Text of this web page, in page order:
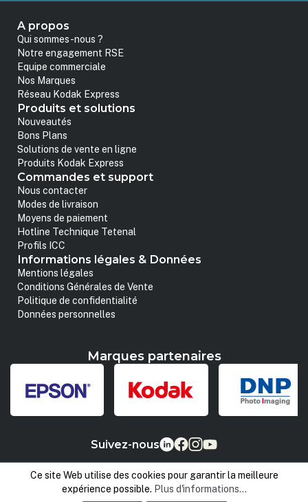
A propos
Qui sommes-nous ?
Notre engagement RSE
Equipe commerciale
Nos Marques
Réseau Kodak Express
Produits et solutions
Nouveautés
Bons Plans
Solutions de vente en ligne
Produits Kodak Express
Commandes et support
Nous contacter
Modes de livraison
Moyens de paiement
Hotline Technique Tetenal
Profils ICC
Informations légales & Données
Mentions légales
Conditions Générales de Vente
Politique de confidentialité
Données personnelles
Marques partenaires
Suivez-nous
Ce site Web utilise des cookies pour garantir la meilleure
expérience possible. Plus d'informations...